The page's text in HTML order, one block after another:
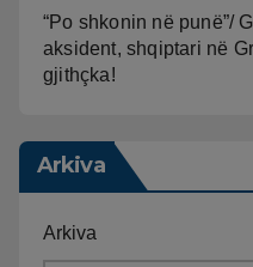
“Po shkonin në punë”/
aksident, shqiptari në
gjithçka!
Arkiva
Arkiva